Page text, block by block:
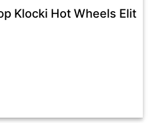
Klocki Hot Wheels Elite